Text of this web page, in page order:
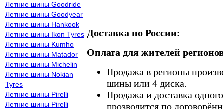
Летние шины Goodride
Летние шины Goodyear
Летние шины Hankook
Летние шины Ikon Tyres
Летние шины Kumho
Летние шины Matador
Летние шины Michelin
Летние шины Nokian
Tyres
Летние шины Pirelli
Летние шины Pirelli
Доставка по России:
Оплата для жителей
Продажа в регионы
шины или 4 диска.
Продажа и доставка
прозводится по